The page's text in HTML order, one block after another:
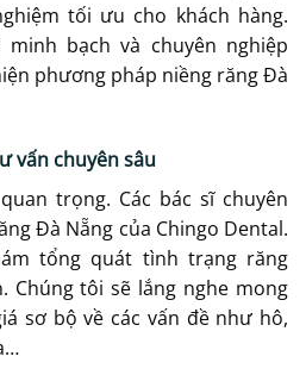
tối ưu cho khách hàng.
bạch và chuyên nghiệp
phương pháp niềng răng Đà
vấn chuyên sâu
trọng. Các bác sĩ chuyên
Đà Nẵng của Chingo Dental.
tổng quát tình trạng răng
Chúng tôi sẽ lắng nghe mong
sơ bộ về các vấn đề như hô,